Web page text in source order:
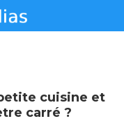
cuisine et
carré ?